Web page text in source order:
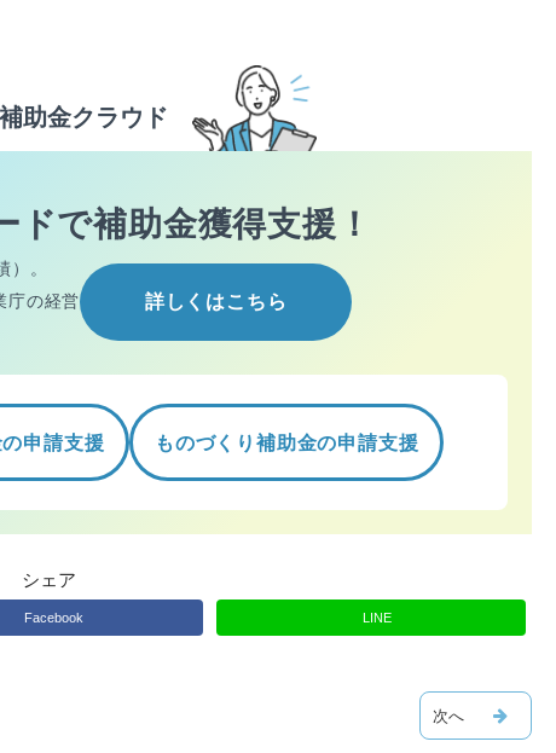
補助金クラウド
ドで補助金獲得支援！
。
庁の経営
詳しくはこちら
申請支援 ものづくり補助金の申請支援
シェア
Facebook LINE